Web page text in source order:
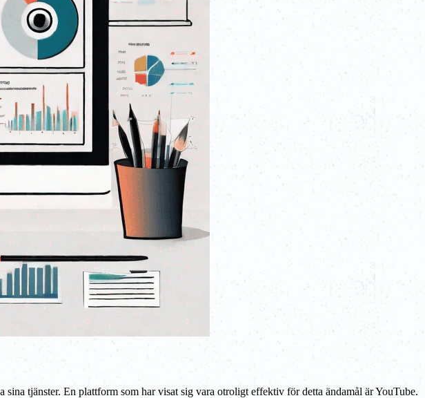
tjänster. En plattform som har visat sig vara otroligt effektiv för detta ändamål är YouTube.